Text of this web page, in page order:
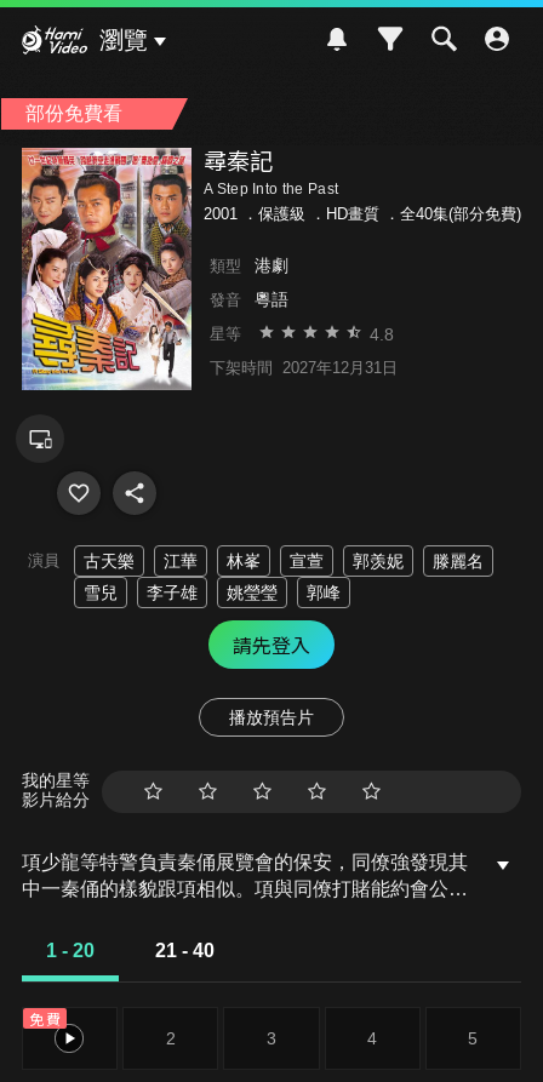
瀏覽
部份免費看
尋秦記
A Step Into the Past
2001 ． 保護級 ．HD畫質 ．全40集(部分免費)
類型 港劇
發音 粵語
星等 4.8
下架時間 2027年12月31日
演員 古天樂 江華 林峯 宣萱 郭羡妮
滕麗名
雪兒
李子雄 姚瑩瑩 郭峰
請先登入
播放預告片
我的星等
影片給分
項少龍等特警負責秦俑展覽會的保安，同僚強發現其
中一秦俑的樣貌跟項相似。項與同僚打賭能約會公關
彩，有狂徒扮記者混入，並以滿身的炸藥挾持超及
驗，項拒絕。項欲向青求婚，但青已去了威尼斯結
婚，為了讓時光倒流挽回青的心，答應跟超合作。項
1 - 20 21 - 40
免費
1 2 3 4 5